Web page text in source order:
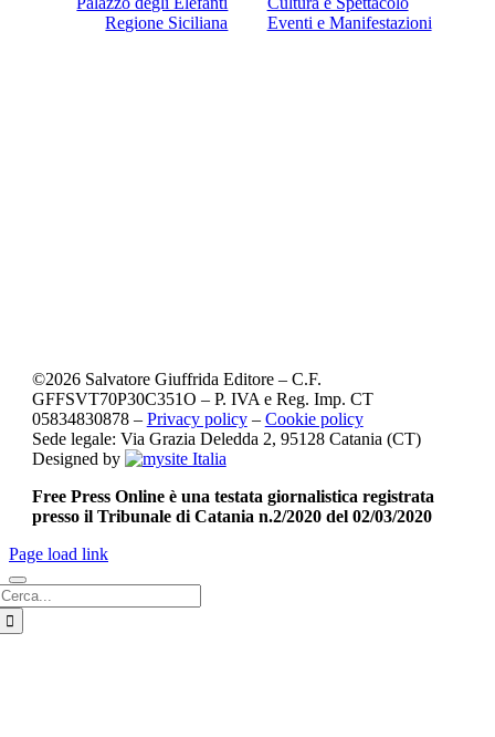
Regione Siciliana
Eventi e Manifestazioni
©2026Salvatore Giuffrida Editore – C.F.
GFFSVT70P30C351O – P. IVA e Reg. Imp. CT
05834830878 – Privacy policy– Cookie policy
Sede legale: Via Grazia Deledda 2, 95128 Catania (CT)
Designed by
Free Press Online è una testata giornalistica registrata
presso il Tribunale di Catania n.2/2020 del 02/03/2020
Page load link